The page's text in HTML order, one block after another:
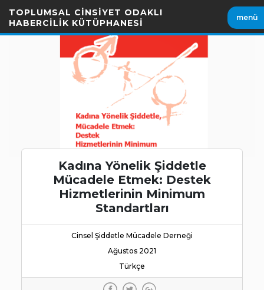
Geç
TOPLUMSAL CİNSİYET ODAKLI
HABERCİLİK KÜTÜPHANESİ
menü
Kadına Yönelik Şiddetle
Mücadele Etmek: Destek
Hizmetlerinin Minimum
Standartları
Cinsel Şiddetle Mücadele Derneği
Ağustos 2021
Türkçe